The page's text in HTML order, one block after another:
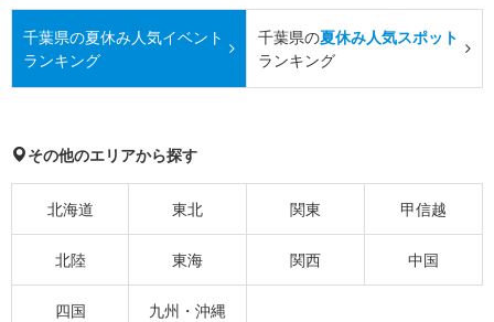
千葉県の夏休み人気イベント
ランキング
千葉県の夏休み人気スポット
ランキング
その他のエリアから探す
北海道 東北 関東 甲信越
北陸 東海 関西 中国
四国 九州・沖縄